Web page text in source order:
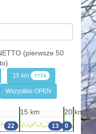
(pierwsze 50
15 km 7774
Wszystkie OPEN
22
15 km
13
20 km
0